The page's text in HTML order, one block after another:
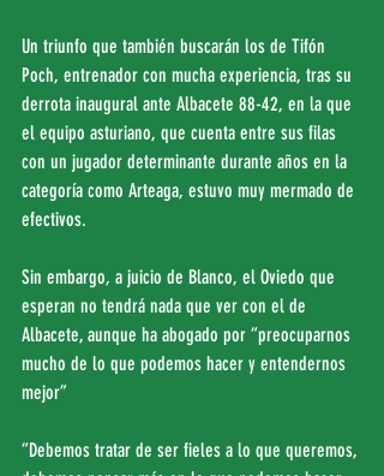
Un triunfo que también buscarán los de Tifón
Poch, entrenador con mucha experiencia, tras su
derrota inaugural ante Albacete 88-42, en la que
el equipo asturiano, que cuenta entre sus filas
con un jugador determinante durante años en la
categoría como Arteaga, estuvo muy mermado de
efectivos.
Sin embargo, a juicio de Blanco, el Oviedo que
esperan no tendrá nada que ver con el de
Albacete, aunque ha abogado por “preocuparnos
mucho de lo que podemos hacer y entendernos
mejor”
“Debemos tratar de ser fieles a lo que queremos,